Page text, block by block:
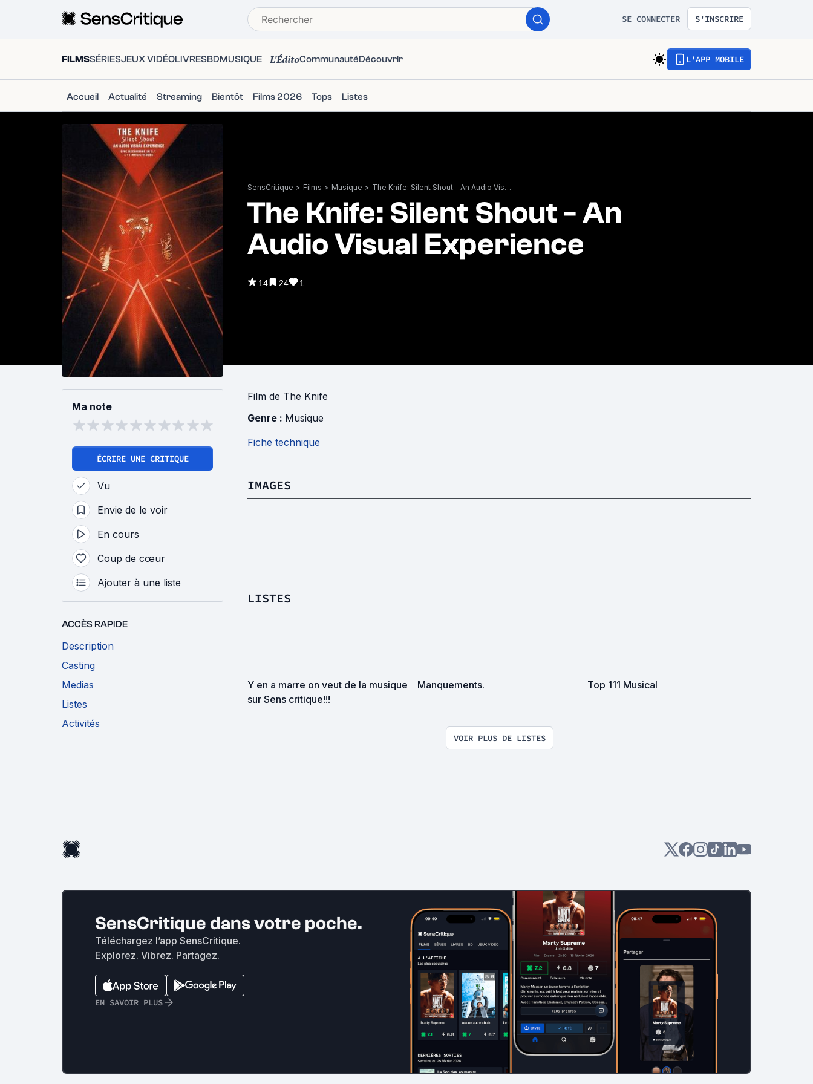
SE CONNECTER S'INSCRIRE
FILMSSÉRIESJEUX VIDÉOLIVRESBDMUSIQUE L'ÉditoCommunautéDécouvrir L'APP MOBILE
Accueil Actualité Streaming Bientôt Films 2026 Tops Listes
SensCritique > Films > Musique > The Knife: Silent Shout - An Audio Visual Experience
The Knife: Silent Shout - An
Audio Visual Experience
14 24 1
Ma note
ÉCRIRE UNE CRITIQUE
Vu
Envie de le voir
En cours
Coup de cœur
Ajouter à une liste
ACCÈS RAPIDE
Description
Casting
Medias
Listes
Activités
Film de The Knife
Genre : Musique
Fiche technique
IMAGES
LISTES
Y en a marre on veut de la musique
sur Sens critique!!!
Manquements. Top 111 Musical
VOIR PLUS DE LISTES
SensCritique dans votre poche.
Téléchargez l’app SensCritique.
Explorez. Vibrez. Partagez.
EN SAVOIR PLUS